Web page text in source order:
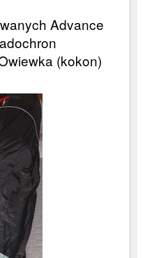
Advance
(kokon)